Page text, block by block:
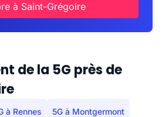
à Saint-Grégoire
de la 5G près de
à Rennes 5G à Montgermont